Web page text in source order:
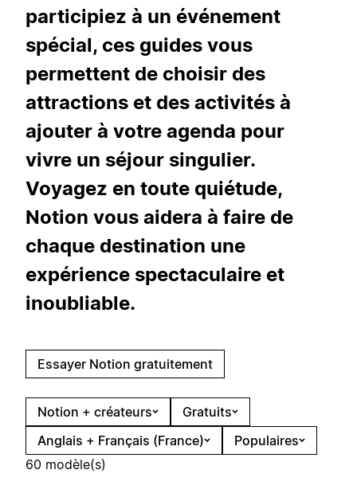
participiez à un événement
spécial, ces guides vous
permettent de choisir des
attractions et des activités à
ajouter à votre agenda pour
vivre un séjour singulier.
Voyagez en toute quiétude,
Notion vous aidera à faire de
chaque destination une
expérience spectaculaire et
inoubliable.
Essayer Notion gratuitement
Notion + créateurs
Gratuits
Anglais + Français (France)
Populaires
60 modèle(s)